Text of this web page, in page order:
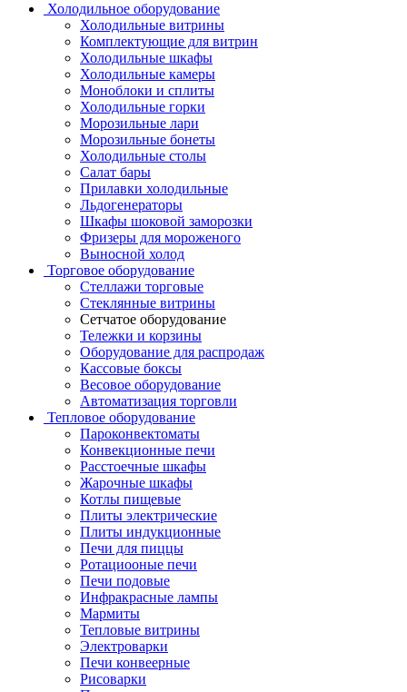
Холодильное оборудование
Холодильные витрины
Комплектующие для витрин
Холодильные шкафы
Холодильные камеры
Моноблоки и сплиты
Холодильные горки
Морозильные лари
Морозильные бонеты
Холодильные столы
Салат бары
Прилавки холодильные
Льдогенераторы
Шкафы шоковой заморозки
Фризеры для мороженого
Выносной холод
Торговое оборудование
Стеллажи торговые
Стеклянные витрины
Сетчатое оборудование
Тележки и корзины
Оборудование для распродаж
Кассовые боксы
Весовое оборудование
Автоматизация торговли
Тепловое оборудование
Пароконвектоматы
Конвекционные печи
Расстоечные шкафы
Жарочные шкафы
Котлы пищевые
Плиты электрические
Плиты индукционные
Печи для пиццы
Ротациооные печи
Печи подовые
Инфракрасные лампы
Мармиты
Тепловые витрины
Электроварки
Печи конвеерные
Рисоварки